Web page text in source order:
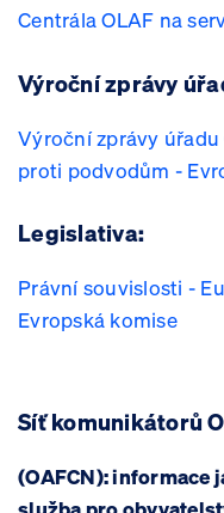
Centrála OLAF na
Výroční zprávy
Výroční zprávy
proti podvodům -
Legislativa:
Právní souvislosti -
Evropská komise
Síť komunikátorů
(OAFCN): informace